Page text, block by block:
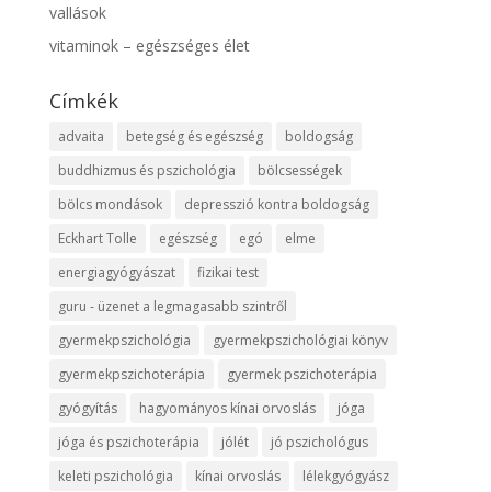
vallások
vitaminok – egészséges élet
Címkék
advaita betegség és egészség
boldogság
buddhizmus és pszichológia
bölcsességek
bölcs mondások
depresszió kontra boldogság
Eckhart Tolle
egészség egó
elme
energiagyógyászat
fizikai test
guru - üzenet a legmagasabb szintről
gyermekpszichológia
gyermekpszichológiai könyv
gyermekpszichoterápia
gyermek pszichoterápia
gyógyítás
hagyományos kínai orvoslás
jóga
jóga és pszichoterápia
jólét
jó pszichológus
keleti pszichológia
kínai orvoslás
lélekgyógyász